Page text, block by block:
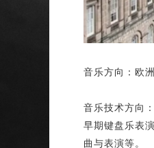
音乐方向：欧
音乐技术方向
早期键盘乐表
曲与表演等。